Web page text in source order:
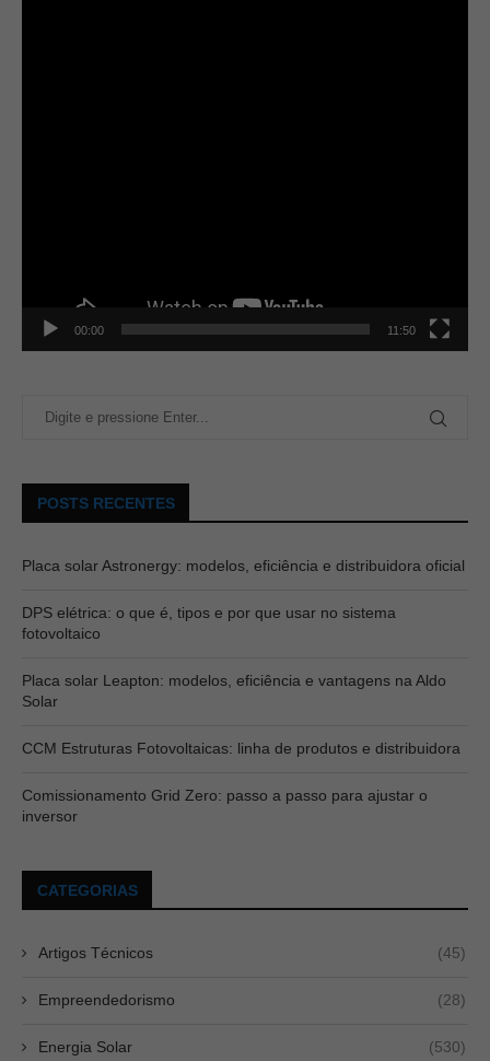
00:00 11:50
POSTS RECENTES
Placa solar Astronergy: modelos, eficiência e distribuidora oficial
DPS elétrica: o que é, tipos e por que usar no sistema
fotovoltaico
Placa solar Leapton: modelos, eficiência e vantagens na Aldo
Solar
CCM Estruturas Fotovoltaicas: linha de produtos e distribuidora
Comissionamento Grid Zero: passo a passo para ajustar o
inversor
CATEGORIAS
Artigos Técnicos (45)
Empreendedorismo (28)
Energia Solar (530)